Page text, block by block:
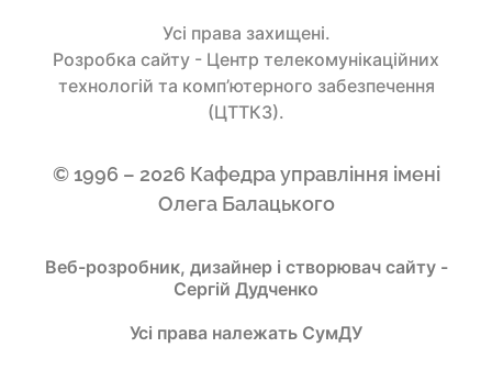
Усi права захищенi.
Розробка сайту - Центр телекомунікаційних
технологій та комп’ютерного забезпечення
(ЦТТКЗ).
© 1996 – 2026 Кафедра управління імені
Олега Балацького
Веб-розробник, дизайнер і створювач сайту -
Сергій Дудченко
Усі права належать СумДУ